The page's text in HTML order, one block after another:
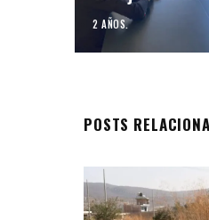
2 AÑOS.
POSTS